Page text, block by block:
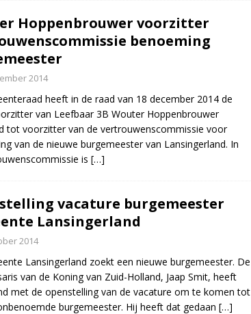
Hoppenbrouwer voorzitter
benoeming
2014
heeft in de raad van 18 december 2014 de
van Leefbaar 3B Wouter Hoppenbrouwer
tot voorzitter van de vertrouwenscommissie voor
van de nieuwe burgemeester van Lansingerland. In
is […]
vacature burgemeester
Lansingerland
2014
Lansingerland zoekt een nieuwe burgemeester. De
van de Koning van Zuid-Holland, Jaap Smit, heeft
met de openstelling van de vacature om te komen tot
burgemeester. Hij heeft dat gedaan […]